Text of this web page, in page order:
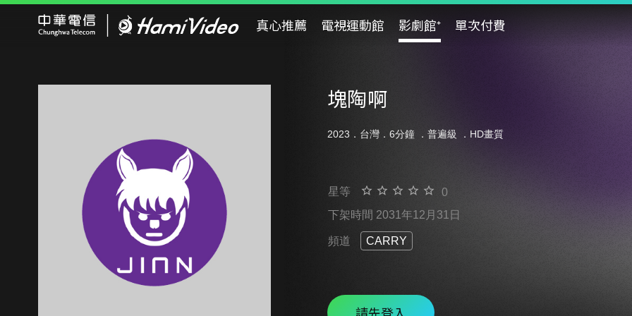
真心推薦 電視運動館 影劇館⁺ 單次付費
塊陶啊
2023．台灣．6分鐘 ． 普遍級 ．HD畫質
星等
0
下架時間 2031年12月31日
頻道 CARRY